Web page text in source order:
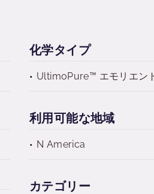
化学タイプ
UltimoPure™ エモリエン
利用可能な地域
N America
カテゴリー